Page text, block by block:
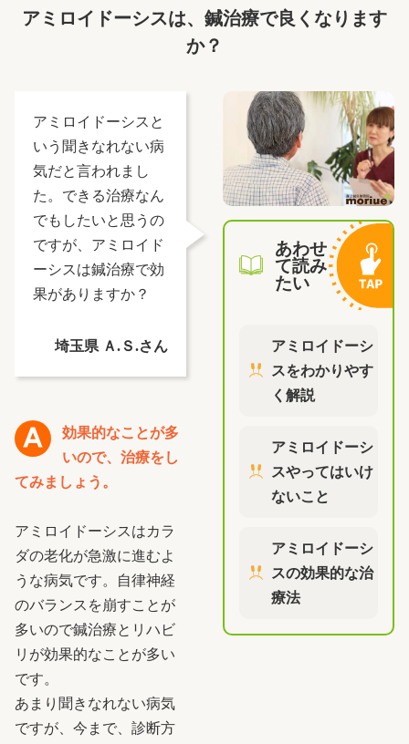
アミロイドーシスは、鍼治療で良くなります
か？
あわせ
て読み
たい
アミロイドーシ
スをわかりやす
く解説
アミロイドーシ
スやってはいけ
ないこと
アミロイドーシ
スの効果的な治
療法
アミロイドーシスと
いう聞きなれない病
気だと言われまし
た。できる治療なん
でもしたいと思うの
ですが、アミロイド
ーシスは鍼治療で効
果がありますか？
埼玉県 Ａ.Ｓ.さん
効果的なことが多
いので、治療をし
てみましょう。
アミロイドーシスはカラ
ダの老化が急激に進むよ
うな病気です。自律神経
のバランスを崩すことが
多いので鍼治療とリハビ
リが効果的なことが多い
です。
あまり聞きなれない病気
ですが、今まで、診断方